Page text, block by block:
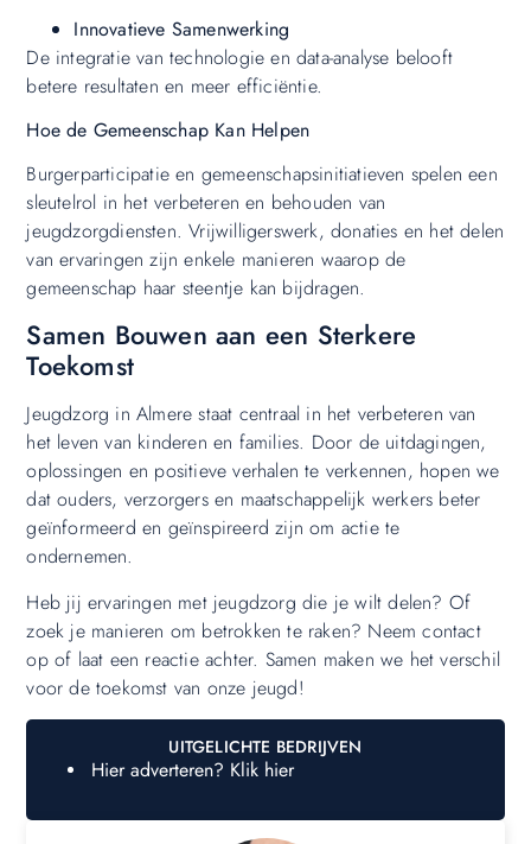
Innovatieve Samenwerking
De integratie van technologie en data-analyse belooft
betere resultaten en meer efficiëntie.
Hoe de Gemeenschap Kan Helpen
Burgerparticipatie en gemeenschapsinitiatieven spelen een
sleutelrol in het verbeteren en behouden van
jeugdzorgdiensten. Vrijwilligerswerk, donaties en het delen
van ervaringen zijn enkele manieren waarop de
gemeenschap haar steentje kan bijdragen.
Samen Bouwen aan een Sterkere
Toekomst
Jeugdzorg in Almere staat centraal in het verbeteren van
het leven van kinderen en families. Door de uitdagingen,
oplossingen en positieve verhalen te verkennen, hopen we
dat ouders, verzorgers en maatschappelijk werkers beter
geïnformeerd en geïnspireerd zijn om actie te
ondernemen.
Heb jij ervaringen met jeugdzorg die je wilt delen? Of
zoek je manieren om betrokken te raken? Neem contact
op of laat een reactie achter. Samen maken we het verschil
voor de toekomst van onze jeugd!
UITGELICHTE BEDRIJVEN
Hier adverteren? Klik hier